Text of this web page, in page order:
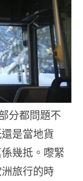
分都問題不
是當地貨
幾抵。嚟緊
旅行的時